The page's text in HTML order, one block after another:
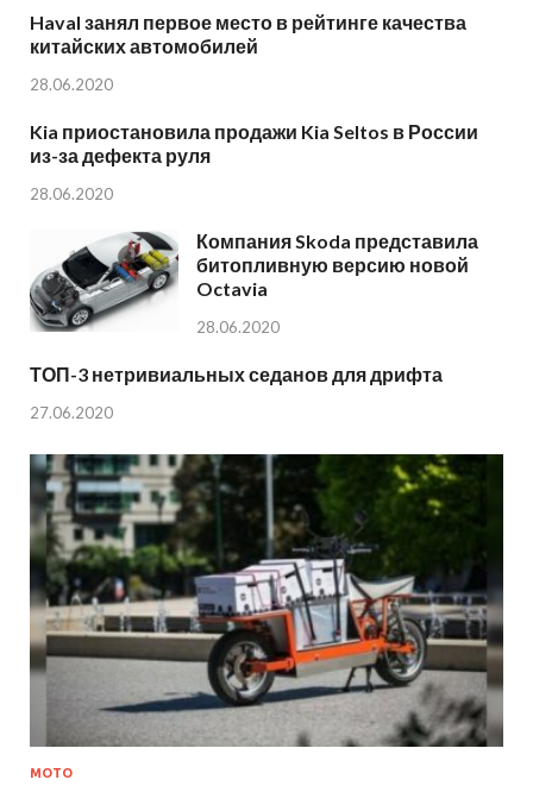
Haval занял первое место в рейтинге качества
китайских автомобилей
28.06.2020
Kia приостановила продажи Kia Seltos в России
из-за дефекта руля
28.06.2020
Компания Skoda представила
битопливную версию новой
Octavia
28.06.2020
ТОП-3 нетривиальных седанов для дрифта
27.06.2020
МОТО